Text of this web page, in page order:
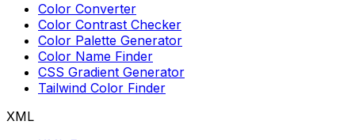
Color Converter
Color Contrast Checker
Color Palette Generator
Color Name Finder
CSS Gradient Generator
Tailwind Color Finder
XML